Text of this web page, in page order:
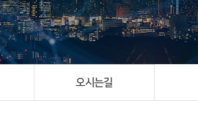
오시는길